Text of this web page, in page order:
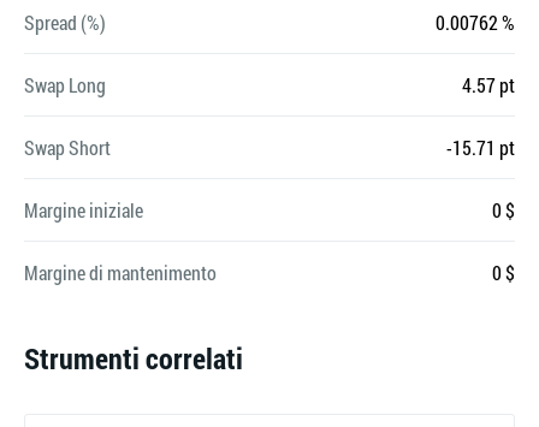
Spread (%) 0.00762 %
Swap Long 4.57 pt
Swap Short -15.71 pt
Margine iniziale 0 $
Margine di mantenimento 0 $
Strumenti correlati